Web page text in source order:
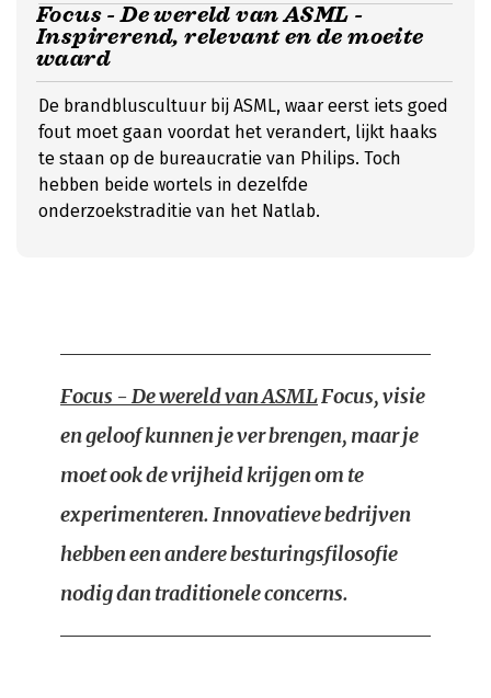
Focus - De wereld van ASML -
Inspirerend, relevant en de moeite
waard
De brandbluscultuur bij ASML, waar eerst iets goed
fout moet gaan voordat het verandert, lijkt haaks
te staan op de bureaucratie van Philips. Toch
hebben beide wortels in dezelfde
onderzoekstraditie van het Natlab.
Focus - De wereld van ASMLFocus, visie
en geloof kunnen je ver brengen, maar je
moet ook de vrijheid krijgen om te
experimenteren. Innovatieve bedrijven
hebben een andere besturingsfilosofie
nodig dan traditionele concerns.